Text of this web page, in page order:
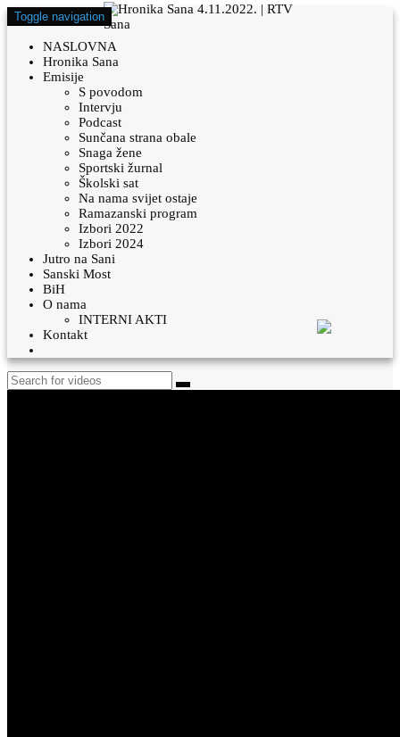
Toggle navigation
NASLOVNA
Hronika Sana
Emisije
S povodom
Intervju
Podcast
Sunčana strana obale
Snaga žene
Sportski žurnal
Školski sat
Na nama svijet ostaje
Ramazanski program
Izbori 2022
Izbori 2024
Jutro na Sani
Sanski Most
BiH
O nama
INTERNI AKTI
Kontakt